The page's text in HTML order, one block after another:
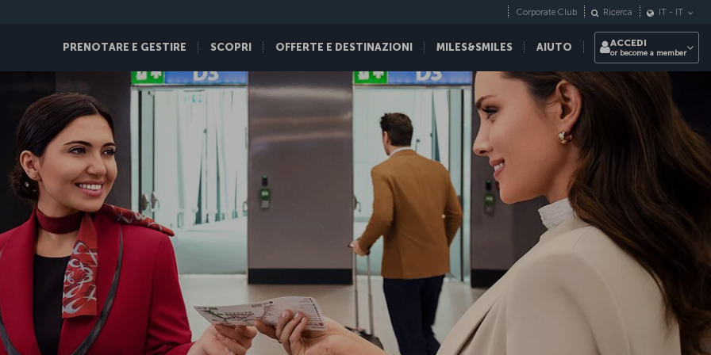
PRENOTARE E GESTIRE SCOPRI OFFERTE E DESTINAZIONI MILES&SMILES AIUTO
Corporate Club Ricerca IT - IT
ACCEDI
or become a member